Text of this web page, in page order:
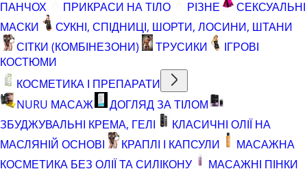
ПАНЧОХ ПРИКРАСИ НА ТІЛО РІЗНЕ
СЕКСУАЛЬНІ
МАСКИ
СУКНІ, СПІДНИЦІ, ШОРТИ, ЛОСИНИ, ШТАНИ
СІТКИ (КОМБІНЕЗОНИ)
ТРУСИКИ
ІГРОВІ
КОСТЮМИ
КОСМЕТИКА І ПРЕПАРАТИ
NURU МАСАЖ
ДОГЛЯД ЗА ТІЛОМ
ЗБУДЖУВАЛЬНІ КРЕМА, ГЕЛІ
КЛАСИЧНІ ОЛІЇ НА
МАСЛЯНІЙ ОСНОВІ
КРАПЛІ І КАПСУЛИ
МАСАЖНА
КОСМЕТИКА БЕЗ ОЛІЇ ТА СИЛІКОНУ
МАСАЖНІ ПІНКИ